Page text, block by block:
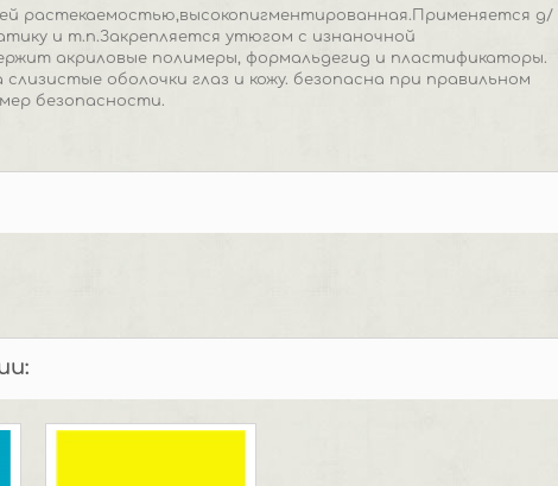
растекаемостью,высокопигментированная.Применяется д/
и т.п.Закрепляется утюгом с изнаночной
акриловые полимеры, формальдегид и пластификаторы.
оболочки глаз и кожу. безопасна при правильном
безопасности.